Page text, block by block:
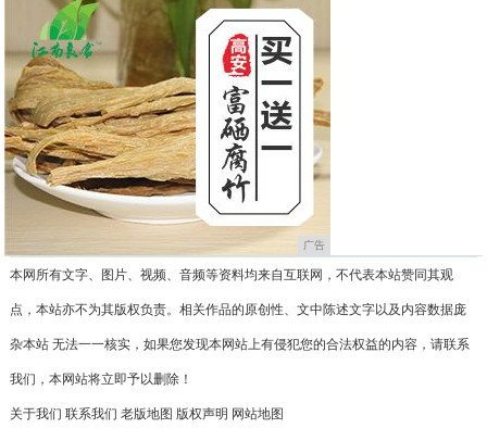
广告
本网所有文字、图片、视频、音频等资料均来自互联网，不代表本站赞同其观
点，本站亦不为其版权负责。相关作品的原创性、文中陈述文字以及内容数据庞
杂本站 无法一一核实，如果您发现本网站上有侵犯您的合法权益的内容，请联系
我们，本网站将立即予以删除！
关于我们 联系我们 老版地图 版权声明 网站地图